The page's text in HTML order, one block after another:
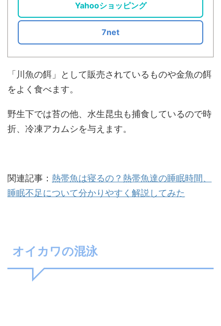
Yahooショッピング
7net
「川魚の餌」として販売されているものや金魚の餌
をよく食べます。
野生下では苔の他、水生昆虫も捕食しているので時
折、冷凍アカムシを与えます。
関連記事： 熱帯魚は寝るの？熱帯魚達の睡眠時間、
睡眠不足について分かりやすく解説してみた
オイカワの混泳